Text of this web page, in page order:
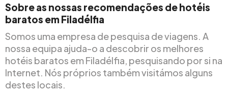
Sobre as nossas recomendações de hotéis
baratos em Filadélfia
Somos uma empresa de pesquisa de viagens. A
nossa equipa ajuda-o a descobrir os melhores
hotéis baratos em Filadélfia, pesquisando por si na
Internet. Nós próprios também visitámos alguns
destes locais.